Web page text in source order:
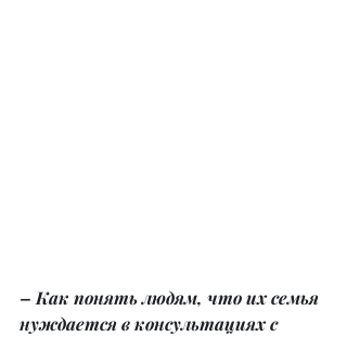
– Как понять людям, что их семья
нуждается в консультациях с